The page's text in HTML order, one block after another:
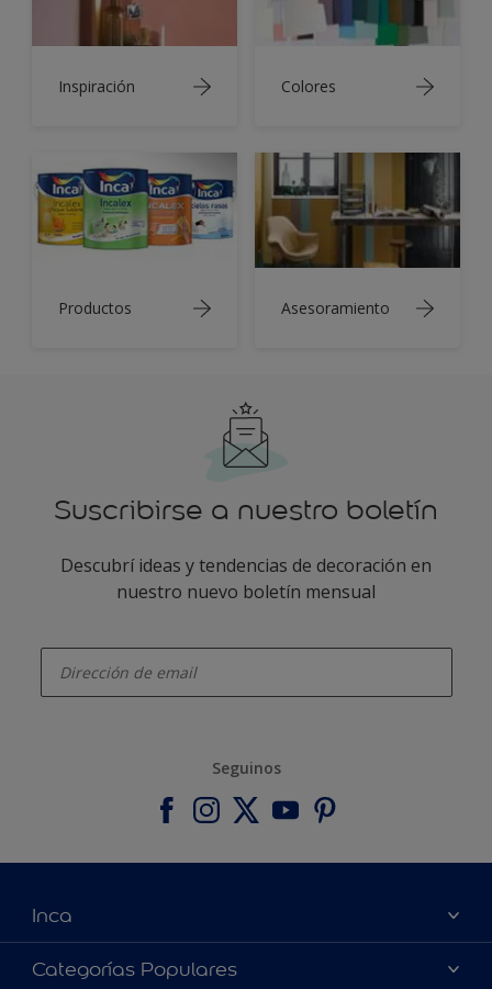
Inspiración Colores
Productos Asesoramiento
Suscribirse a nuestro boletín
Descubrí ideas y tendencias de decoración en
nuestro nuevo boletín mensual
Seguinos
Inca
Acerca de Inca
Categorías Populares